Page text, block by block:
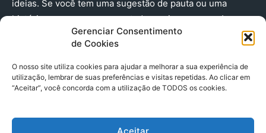
Gerenciar Consentimento
de Cookies
O nosso site utiliza cookies para ajudar a melhorar a sua experiência de
utilização, lembrar de suas preferências e visitas repetidas. Ao clicar em
“Aceitar”, você concorda com a utilização de TODOS os cookies.
Aceitar
ideias. Se você tem uma sugestão de pauta ou uma
história que merece ser contada, envie-nos agora!
(91) 98224 - 3111